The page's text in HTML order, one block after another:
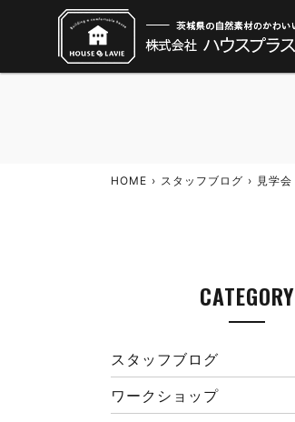
HOME スタッフブログ 見学会
CATEGORY
スタッフブログ
ワークショップ